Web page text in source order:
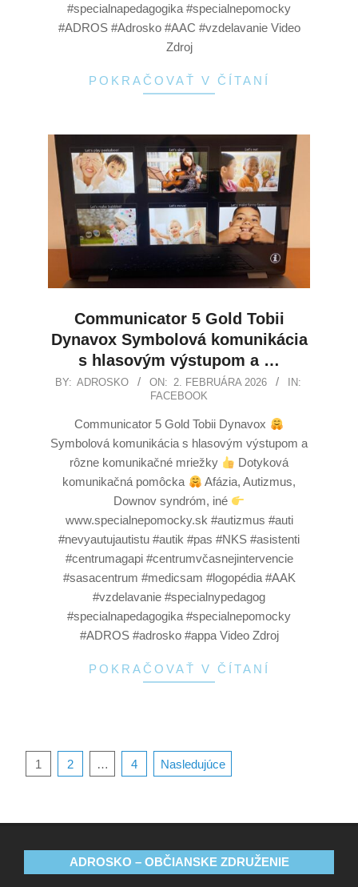
#specialnapedagogika #specialnepomocky
#ADROS #Adrosko #AAC #vzdelavanie Video
Zdroj
POKRAČOVAŤ V ČÍTANÍ
Communicator 5 Gold Tobii
Dynavox Symbolová komunikácia
s hlasovým výstupom a …
BY: ADROSKO ON: 2. FEBRUÁRA 2026
IN:
FACEBOOK
Communicator 5 Gold Tobii Dynavox
Symbolová komunikácia s hlasovým výstupom a
rôzne komunikačné mriežky
Dotyková
komunikačná pomôcka
Afázia, Autizmus,
Downov syndróm, iné
www.specialnepomocky.sk #autizmus #auti
#nevyautujautistu #autik #pas #NKS #asistenti
#centrumagapi #centrumvčasnejintervencie
#sasacentrum #medicsam #logopédia #AAK
#vzdelavanie #specialnypedagog
#specialnapedagogika #specialnepomocky
#ADROS #adrosko #appa Video Zdroj
POKRAČOVAŤ V ČÍTANÍ
1 2 … 4 Nasledujúce
ADROSKO – OBČIANSKE ZDRUŽENIE